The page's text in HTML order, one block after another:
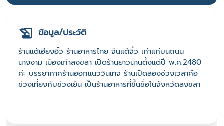
ข้อมูล/ประวัติ
ร้านแต้เฮียงอิ้ว ร้านอาหารไทย จีนแต้จิ๋ว เก่าแก่บนถนน
นางงาม เมืองเก่าสงขลา เปิดร้านยาวนานตั้งแต่ปี พ.ศ.2480
ค่ะ บรรยากาศร้านออกแนววินเทจ ร้านเปิดสองช่วงเวลาคือ
ช่วงเที่ยงกับช่วงเย็น เป็นร้านอาหารที่ขึ้นชื่อในจังหวัดสงขลา